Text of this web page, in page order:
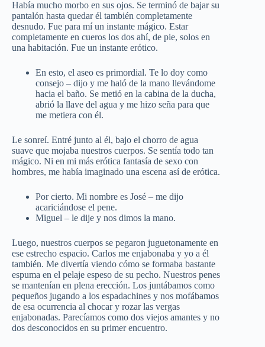
Había mucho morbo en sus ojos. Se terminó de bajar su
pantalón hasta quedar él también completamente
desnudo. Fue para mí un instante mágico. Estar
completamente en cueros los dos ahí, de pie, solos en
una habitación. Fue un instante erótico.
En esto, el aseo es primordial. Te lo doy como
consejo – dijo y me haló de la mano llevándome
hacia el baño. Se metió en la cabina de la ducha,
abrió la llave del agua y me hizo seña para que
me metiera con él.
Le sonreí. Entré junto al él, bajo el chorro de agua
suave que mojaba nuestros cuerpos. Se sentía todo tan
mágico. Ni en mi más erótica fantasía de sexo con
hombres, me había imaginado una escena así de erótica.
Por cierto. Mi nombre es José – me dijo
acariciándose el pene.
Miguel – le dije y nos dimos la mano.
Luego, nuestros cuerpos se pegaron juguetonamente en
ese estrecho espacio. Carlos me enjabonaba y yo a él
también. Me divertía viendo cómo se formaba bastante
espuma en el pelaje espeso de su pecho. Nuestros penes
se mantenían en plena erección. Los juntábamos como
pequeños jugando a los espadachines y nos mofábamos
de esa ocurrencia al chocar y rozar las vergas
enjabonadas. Parecíamos como dos viejos amantes y no
dos desconocidos en su primer encuentro.